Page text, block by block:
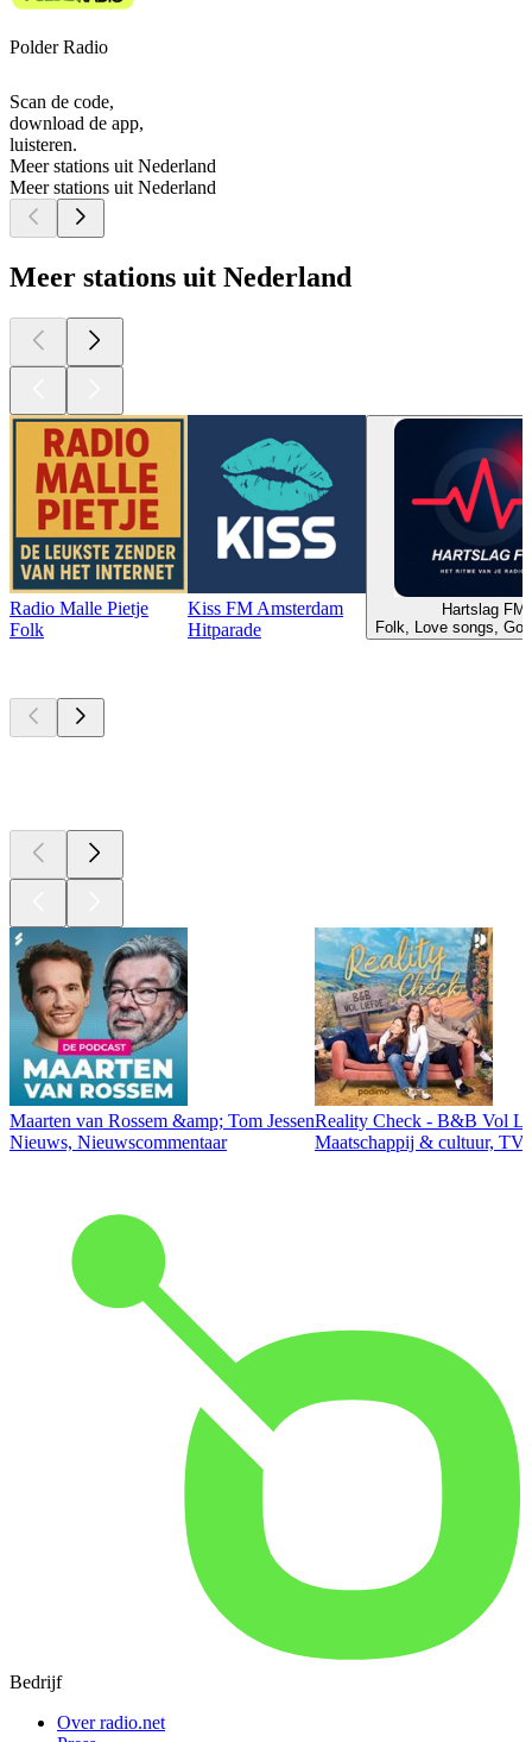
Polder Radio
Scan de code,
download de app,
luisteren.
Meer stations uit Nederland
Meer stations uit Nederland
Meer stations uit Nederland
Radio Malle Pietje
Folk
Kiss FM Amsterdam
Hitparade
Hartslag FM
Folk, Love songs,
Maarten van Rossem &amp; Tom Jessen
Nieuws, Nieuwscommentaar
Reality Check - B&B Vol
Maatschappij & cultuur,
Bedrijf
Over radio.net